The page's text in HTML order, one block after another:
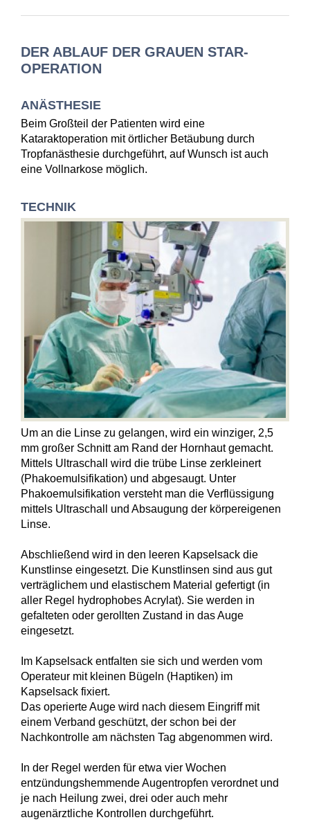
DER ABLAUF DER GRAUEN STAR-
OPERATION
ANÄSTHESIE
Beim Großteil der Patienten wird eine
Kataraktoperation mit örtlicher Betäubung durch
Tropfanästhesie durchgeführt, auf Wunsch ist auch
eine Vollnarkose möglich.
TECHNIK
Um an die Linse zu gelangen, wird ein winziger, 2,5
mm großer Schnitt am Rand der Hornhaut gemacht.
Mittels Ultraschall wird die trübe Linse zerkleinert
(Phakoemulsifikation) und abgesaugt. Unter
Phakoemulsifikation versteht man die Verflüssigung
mittels Ultraschall und Absaugung der körpereigenen
Linse.
Abschließend wird in den leeren Kapselsack die
Kunstlinse eingesetzt. Die Kunstlinsen sind aus gut
verträglichem und elastischem Material gefertigt (in
aller Regel hydrophobes Acrylat). Sie werden in
gefalteten oder gerollten Zustand in das Auge
eingesetzt.
Im Kapselsack entfalten sie sich und werden vom
Operateur mit kleinen Bügeln (Haptiken) im
Kapselsack fixiert.
Das operierte Auge wird nach diesem Eingriff mit
einem Verband geschützt, der schon bei der
Nachkontrolle am nächsten Tag abgenommen wird.
In der Regel werden für etwa vier Wochen
entzündungshemmende Augentropfen verordnet und
je nach Heilung zwei, drei oder auch mehr
augenärztliche Kontrollen durchgeführt.